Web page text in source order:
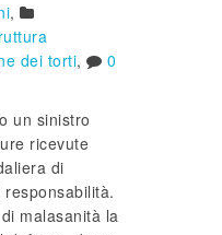
,
dei torti,
0
un sinistro
ricevute
di
malasanità la